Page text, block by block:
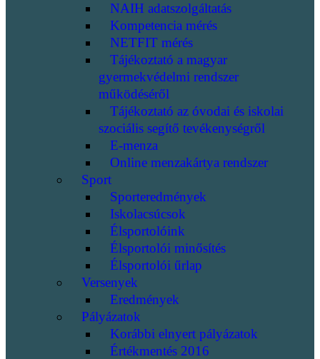
NAIH adatszolgáltatás
Kompetencia mérés
NETFIT mérés
Tájékoztató a magyar
gyermekvédelmi rendszer
működéséről
Tájékoztató az óvodai és iskolai
szociális segítő tevékenységről
E-menza
Online menzakártya rendszer
Sport
Sporteredmények
Iskolacsúcsok
Élsportolóink
Élsportolói minősítés
Élsportolói űrlap
Versenyek
Eredmények
Pályázatok
Korábbi elnyert pályázatok
Értékmentés 2016